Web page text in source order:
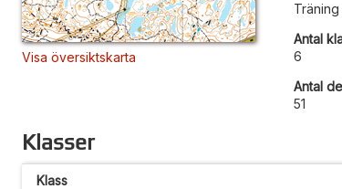
Visa översiktskarta
Träning
Antal
6
Antal
51
Klasser
Klass